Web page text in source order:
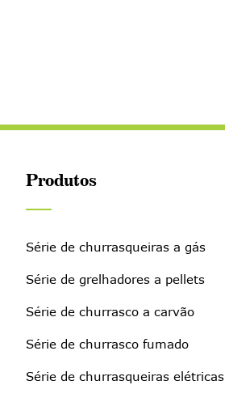
Produtos
Série de churrasqueiras a gás
Série de grelhadores a pellets
Série de churrasco a carvão
Série de churrasco fumado
Série de churrasqueiras elétricas